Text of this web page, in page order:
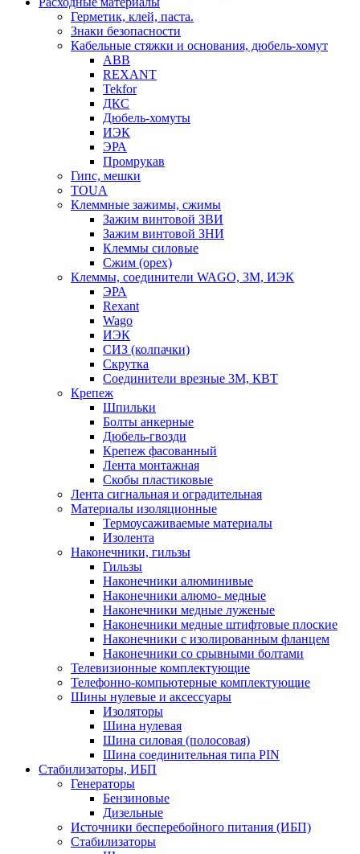
Герметик, клей, паста.
Знаки безопасности
Кабельные стяжки и основания, дюбель-хомут
ABB
REXANT
Tekfor
ДКС
Дюбель-хомуты
ИЭК
ЭРА
Промрукав
Гипс, мешки
TOUA
Клеммные зажимы, сжимы
Зажим винтовой ЗВИ
Зажим винтовой ЗНИ
Клеммы силовые
Сжим (орех)
Клеммы, соединители WAGO, 3M, ИЭК
ЭРА
Rexant
Wago
ИЭК
СИЗ (колпачки)
Скрутка
Соединители врезные 3M, КВТ
Крепеж
Шпильки
Болты анкерные
Дюбель-гвозди
Крепеж фасованный
Лента монтажная
Скобы пластиковые
Лента сигнальная и оградительная
Материалы изоляционные
Термоусаживаемые матeриалы
Изолента
Наконечники, гильзы
Гильзы
Наконечники алюминивые
Наконечники алюмо- медные
Наконечники медные луженые
Наконечники медные штифтовые плоские
Наконечники с изолированным фланцем
Наконечники со срывными болтами
Телевизионные комплектующие
Телефонно-компьютерные комплектующие
Шины нулевые и аксессуары
Изоляторы
Шина нулевая
Шина силовая (полосовая)
Шина соединительная типа PIN
Стабилизаторы, ИБП
Генераторы
Бензиновые
Дизельные
Источники бесперебойного питания (ИБП)
Стабилизаторы